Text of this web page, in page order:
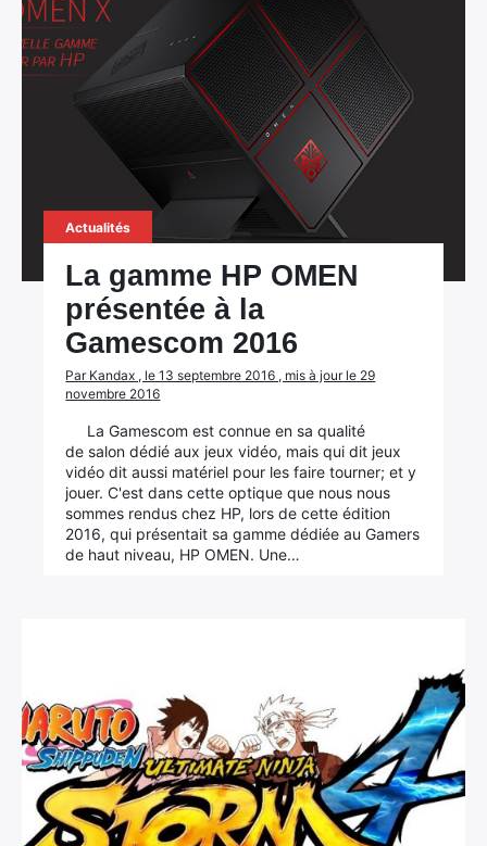
Actualités
La gamme HP OMEN
présentée à la
Gamescom 2016
Par Kandax , le 13 septembre 2016 , mis à jour le 29
novembre 2016
La Gamescom est connue en sa qualité
de salon dédié aux jeux vidéo, mais qui dit jeux
vidéo dit aussi matériel pour les faire tourner; et y
jouer. C'est dans cette optique que nous nous
sommes rendus chez HP, lors de cette édition
2016, qui présentait sa gamme dédiée au Gamers
de haut niveau, HP OMEN. Une…